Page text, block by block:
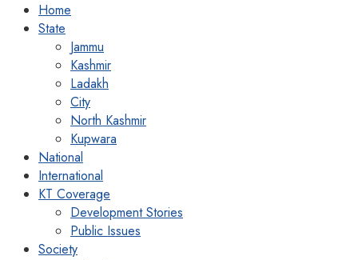
Home
State
Jammu
Kashmir
Ladakh
City
North Kashmir
Kupwara
National
International
KT Coverage
Development Stories
Public Issues
Society